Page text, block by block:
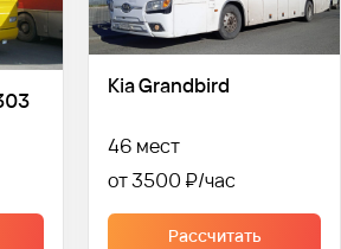
Kia Grandbird
46 мест
от 3500 ₽
Рассчитать